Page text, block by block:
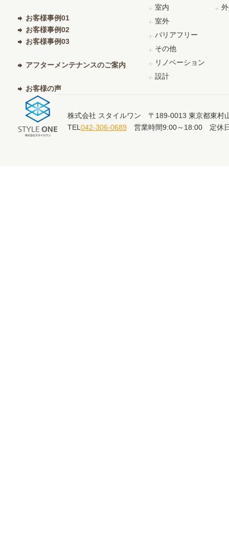
お客様事例01
お客様事例02
お客様事例03
アフターメンテナンスのご案内
お客様の声
室内
室外
バリアフリー
その他
リノベーション
設計
株式会社 スタイルワン 〒189-0013 東京都東村
TEL 042-306-0689 営業時間9:00～18:00 定休